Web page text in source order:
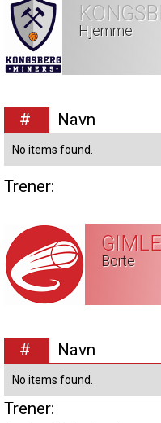
Hjemme
# Navn
No items found.
Trener:
Borte
# Navn
No items found.
Trener: